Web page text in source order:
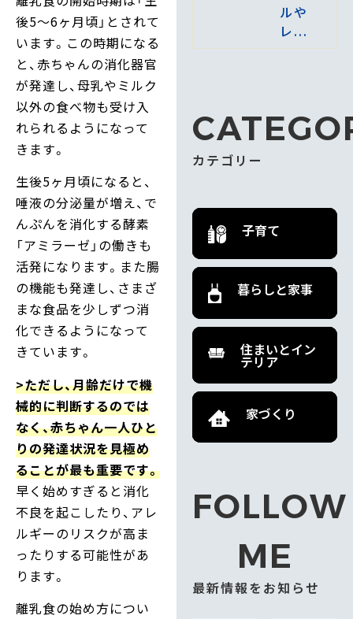
後5～6ヶ月頃」とされて
います。この時期になる
と、赤ちゃんの消化器官
が発達し、母乳やミルク
以外の食べ物も受け入
れられるようになって
きます。
生後5ヶ月頃になると、
唾液の分泌量が増え、で
んぷんを消化する酵素
「アミラーゼ」の働きも
活発になります。また腸
の機能も発達し、さまざ
まな食品を少しずつ消
化できるようになって
きています。
>ただし、月齢だけで機
械的に判断するのでは
なく、赤ちゃん一人ひと
りの発達状況を見極め
ることが最も重要です。
早く始めすぎると消化
不良を起こしたり、アレ
ルギーのリスクが高ま
ったりする可能性があ
ります。
離乳食の始め方につい
ルや
レ...
カテゴリー
子育て
暮らしと家事
住まいとイン
テリア
家づくり
FOLLOW
ME
最新情報をお知らせ